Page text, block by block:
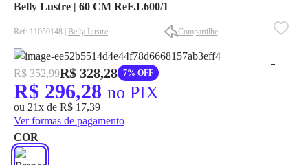
DISPONÍVEL APENAS PARA CPF
Na Eletrotrafo sua compra já vem com o imposto pago, e você
quando seu pedido chegar, você ainda conta com a devolução
Belly Lustre | 60 CM ReF.L600/1
Ref: 11050148 | Belly Lustre Compartilhe
R$ 352,99R$ 328,28 7% OFF
R$ 296,28 no PIX
ou 21x de R$ 17,39
Ver formas de pagamento
COR